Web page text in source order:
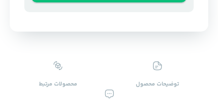
توضیحات محصول محصولات ‌مرتبط